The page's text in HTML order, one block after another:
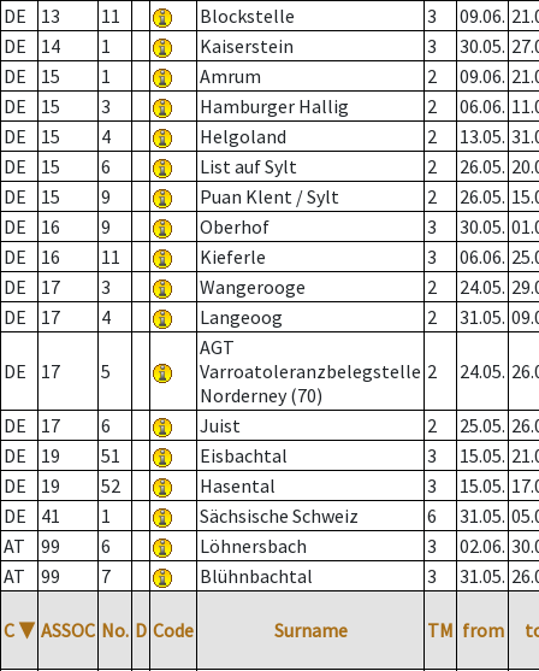
DE
13 11 Blockstelle 3 09.06.
DE
14 1 Kaiserstein 3 30.05.
DE
15 1 Amrum 2 09.06.
DE
15 3 Hamburger Hallig 2 06.06.
DE
15 4 Helgoland 2 13.05.
DE
15 6 List auf Sylt 2 26.05.
DE
15 9 Puan Klent / Sylt 2 26.05.
DE
16 9 Oberhof 3 30.05.
DE
16 11 Kieferle 3 06.06.
DE
17 3 Wangerooge 2 24.05.
DE
17 4 Langeoog 2 31.05.
DE 17 5
AGT
Varroatoleranzbelegstelle
Norderney (70)
2 24.05.
DE 17 6 Juist 2 25.05.
DE
19 51 Eisbachtal 3 15.05.
DE
19 52 Hasental 3 15.05.
DE
41 1 Sächsische Schweiz 6 31.05.
AT
99 6 Löhnersbach 3 02.06.
AT
99 7 Blühnbachtal 3 31.05.
C ▼ ASSOC No. D Code Surname TM from